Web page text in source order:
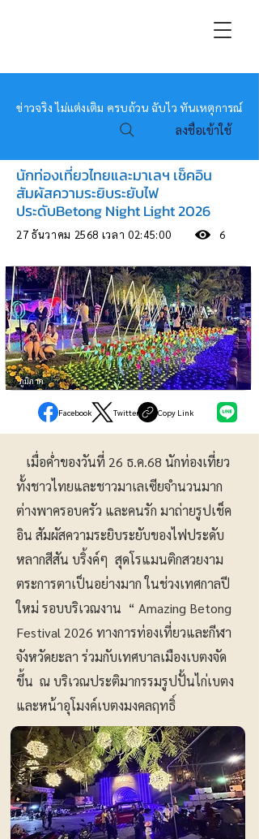
หมอข่าว
ข่าวจริง ไม่แต่งเติม ครบถ้วน ฉับไว ทันเหตุการณ์
ลงชื่อเข้าใช้
นักท่องเที่ยวไทยและมาเลฯ เช็คอิน
สัมผัสความระยิบระยับไฟ
ประดับBetong Night Light 2026
27 ธันวาคม 2568 เวลา 02:45:00 6
ภูมิภาค
Facebook Twitter Copy Link
เมื่อค่ำของวันที่ 26 ธ.ค.68 นักท่องเที่ยว
ทั้งชาวไทยและชาวมาเลเซียจำนวนมาก
ต่างพาครอบครัว และคนรัก มาถ่ายรูปเช็ค
อิน สัมผัสความระยิบระยับของไฟประดับ
หลากสีสัน บริ้งค์ๆ สุดโรแมนติกสวยงาม
ตระการตาเป็นอย่างมาก ในช่วงเทศกาลปี
ใหม่ รอบบริเวณงาน “ Amazing Betong
Festival 2026 ทางการท่องเที่ยวและกีฬา
จังหวัดยะลา ร่วมกับเทศบาลเมืองเบตงจัด
ขึ้น ณ บริเวณประติมากรรมรูปปั้นไก่เบตง
และหน้าอุโมงค์เบตงมงคลฤทธิ์